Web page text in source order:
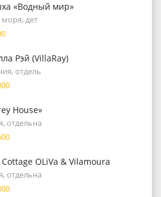
«Водный мир»
дет
Рэй (VillaRay)
отдель
House»
отдельна
OLiVa & Vilamoura
отдельна